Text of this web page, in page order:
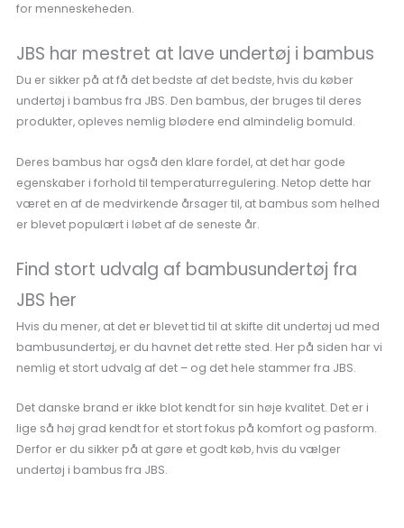
for menneskeheden.
JBS har mestret at lave undertøj i bambus
Du er sikker på at få det bedste af det bedste, hvis du køber
undertøj i bambus fra JBS. Den bambus, der bruges til deres
produkter, opleves nemlig blødere end almindelig bomuld.
Deres bambus har også den klare fordel, at det har gode
egenskaber i forhold til temperaturregulering. Netop dette har
været en af de medvirkende årsager til, at bambus som helhed
er blevet populært i løbet af de seneste år.
Find stort udvalg af bambusundertøj fra
JBS her
Hvis du mener, at det er blevet tid til at skifte dit undertøj ud med
bambusundertøj, er du havnet det rette sted. Her på siden har vi
nemlig et stort udvalg af det – og det hele stammer fra JBS.
Det danske brand er ikke blot kendt for sin høje kvalitet. Det er i
lige så høj grad kendt for et stort fokus på komfort og pasform.
Derfor er du sikker på at gøre et godt køb, hvis du vælger
undertøj i bambus fra JBS.